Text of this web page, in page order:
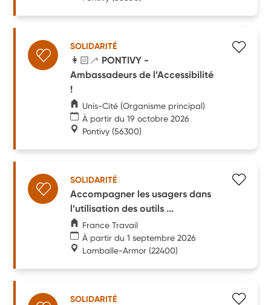
SOLIDARITÉ
👩🏻‍🦯 PONTIVY -
Ambassadeurs de l’Accessibilité
!
Unis-Cité (Organisme principal)
À partir du 19 octobre 2026
Pontivy (56300)
SOLIDARITÉ
Accompagner les usagers dans
l’utilisation des outils ...
France Travail
À partir du 1 septembre 2026
Lamballe-Armor (22400)
SOLIDARITÉ